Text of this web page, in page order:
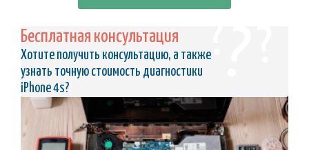
Бесплатная консультация
Хотите получить консультацию, а также
узнать точную стоимость диагностики
iPhone 4s?